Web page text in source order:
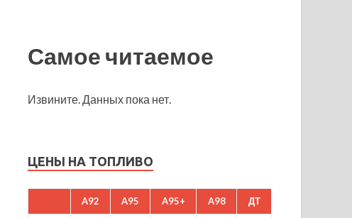
Самое читаемое
Извините. Данных пока нет.
ЦЕНЫ НА ТОПЛИВО
A92 A95 A95+ A98 ДТ